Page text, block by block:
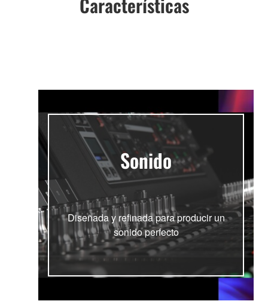
Sonido
Diseñada y refinada para producir un
sonido perfecto